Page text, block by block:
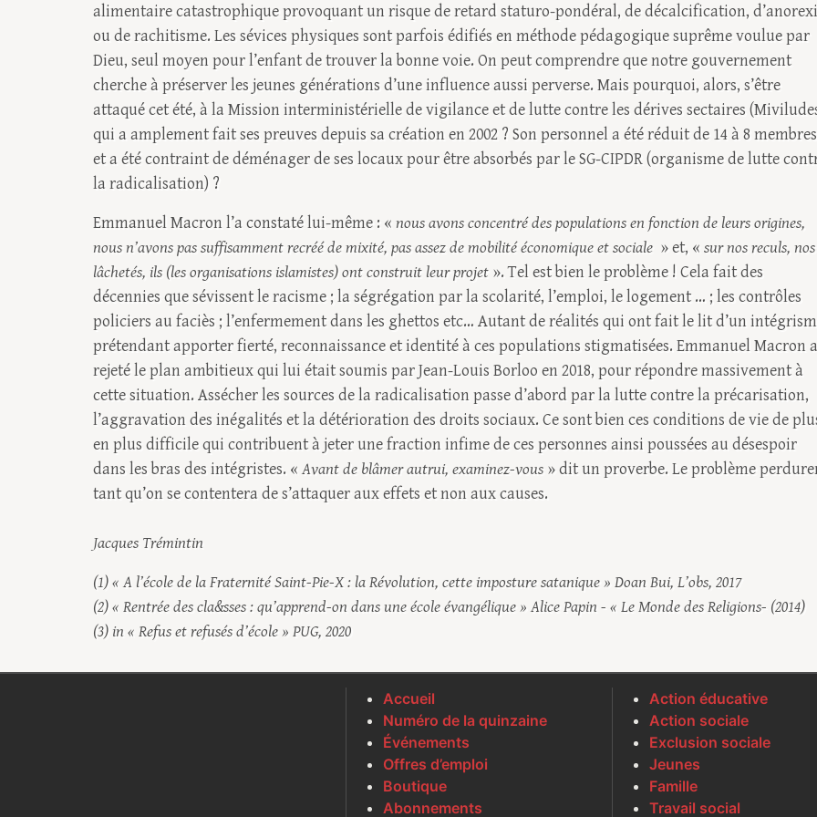
alimentaire catastrophique provoquant un risque de retard staturo-pondéral, de décalcification,
ou de rachitisme. Les sévices physiques sont parfois édifiés en méthode pédagogique suprême voulue par
Dieu, seul moyen pour l’enfant de trouver la bonne voie. On peut comprendre que notre gouvernement
cherche à préserver les jeunes générations d’une influence aussi perverse. Mais pourquoi, alors, s’être
attaqué cet été, à la Mission interministérielle de vigilance et de lutte contre les dérives sectaires
qui a amplement fait ses preuves depuis sa création en 2002 ? Son personnel a été réduit de 14 à 8 membres
et a été contraint de déménager de ses locaux pour être absorbés par le SG-CIPDR (organisme de lutte
la radicalisation) ?
Emmanuel Macron l’a constaté lui-même : « nous avons concentré des populations en fonction de leurs origines,
nous n’avons pas suffisamment recréé de mixité, pas assez de mobilité économique et sociale » et, « sur nos reculs, nos
lâchetés, ils (les organisations islamistes) ont construit leur projet ». Tel est bien le problème ! Cela fait des
décennies que sévissent le racisme ; la ségrégation par la scolarité, l’emploi, le logement … ; les contrôles
policiers au faciès ; l’enfermement dans les ghettos etc… Autant de réalités qui ont fait le lit d’un
prétendant apporter fierté, reconnaissance et identité à ces populations stigmatisées. Emmanuel Macron a
rejeté le plan ambitieux qui lui était soumis par Jean-Louis Borloo en 2018, pour répondre massivement à
cette situation. Assécher les sources de la radicalisation passe d’abord par la lutte contre la précarisation,
l’aggravation des inégalités et la détérioration des droits sociaux. Ce sont bien ces conditions de vie de
en plus difficile qui contribuent à jeter une fraction infime de ces personnes ainsi poussées au désespoir
dans les bras des intégristes. « Avant de blâmer autrui, examinez-vous » dit un proverbe. Le problème
tant qu’on se contentera de s’attaquer aux effets et non aux causes.
Jacques Trémintin
(1) « A l’école de la Fraternité Saint-Pie-X : la Révolution, cette imposture satanique » Doan Bui, L’obs, 2017
(2) « Rentrée des cla&sses : qu’apprend-on dans une école évangélique » Alice Papin - « Le Monde des Religions- (2014)
(3) in « Refus et refusés d’école » PUG, 2020
Accueil
Numéro de la quinzaine
Événements
Offres d’emploi
Boutique
Abonnements
Action éducative
Action sociale
Exclusion sociale
Jeunes
Famille
Travail social